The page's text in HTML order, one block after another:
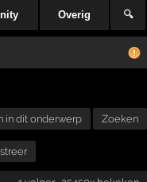
Overig 🔍
in dit onderwerp Zoeken